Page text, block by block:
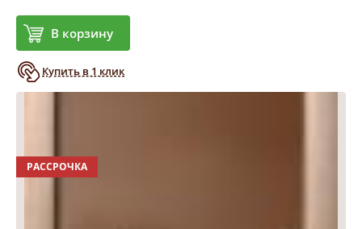
В корзину
Купить в 1 клик
РАССРОЧКА